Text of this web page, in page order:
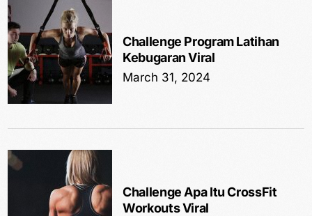
Challenge Program Latihan
Kebugaran Viral
March 31, 2024
Challenge Apa Itu CrossFit
Workouts Viral